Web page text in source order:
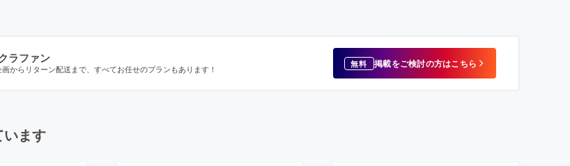
ラファン
からリターン配送まで、すべてお任せのプランもあります！ 無料 掲載をご検討の方はこちら
ます